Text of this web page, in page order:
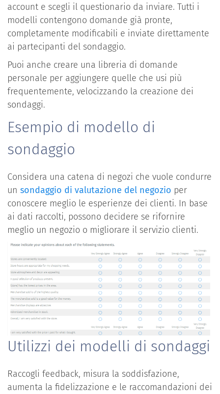
account e scegli il questionario da inviare. Tutti i
modelli contengono domande già pronte,
completamente modificabili e inviate direttamente
ai partecipanti del sondaggio.
Puoi anche creare una libreria di domande
personale per aggiungere quelle che usi più
frequentemente, velocizzando la creazione dei
sondaggi.
Esempio di modello di
sondaggio
Considera una catena di negozi che vuole condurre
un sondaggio di valutazione del negozio per
conoscere meglio le esperienze dei clienti. In base
ai dati raccolti, possono decidere se rifornire
meglio un negozio o migliorare il servizio clienti.
Utilizzi dei modelli di sondaggi
Raccogli feedback, misura la soddisfazione,
aumenta la fidelizzazione e le raccomandazioni dei